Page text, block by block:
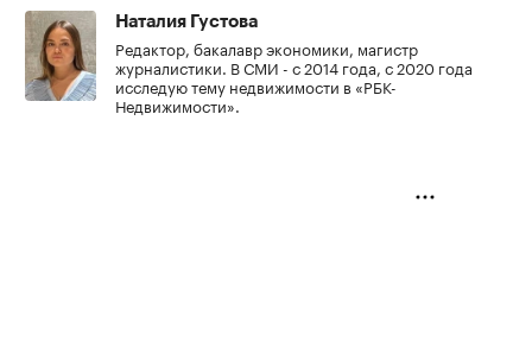
Наталия Густова
Редактор, бакалавр экономики, магистр
журналистики. В СМИ - с 2014 года, с 2020 года
исследую тему недвижимости в «РБК-
Недвижимости».